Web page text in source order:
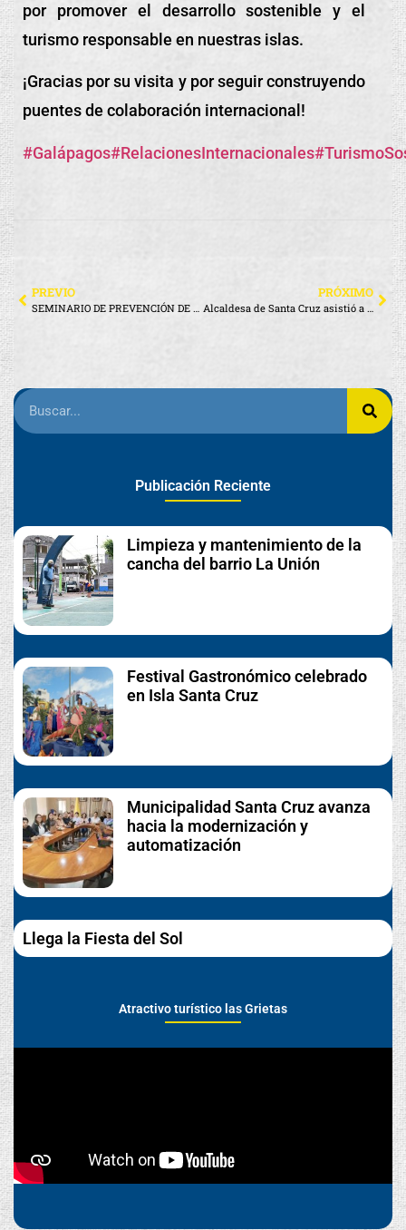
por promover el desarrollo sostenible y el
turismo responsable en nuestras islas.
¡Gracias por su visita y por seguir construyendo
puentes de colaboración internacional!
#Galápagos#RelacionesInternacionales
PREVIO
SEMINARIO DE PREVENCIÓN DE ALCOHOL Y DROGAS EN SANTA CRUZ
PRÓXIMO
Alcaldesa de Santa Cruz asistió a la Sesión Conmemorativa por los 16 años del CGREG
Publicación Reciente
Limpieza y mantenimiento de la
cancha del barrio La Unión
Festival Gastronómico celebrado
en Isla Santa Cruz
Municipalidad Santa Cruz avanza
hacia la modernización y
automatización
Llega la Fiesta del Sol
Atractivo turístico las Grietas